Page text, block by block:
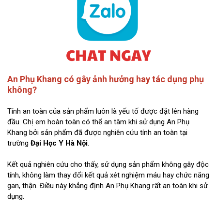
An Phụ Khang có gây ảnh hưởng hay tác dụng phụ
không?
Tính an toàn của sản phẩm luôn là yếu tố được đặt lên hàng
đầu. Chị em hoàn toàn có thể an tâm khi sử dụng An Phụ
Khang bởi sản phẩm đã được nghiên cứu tính an toàn tại
trường Đại Học Y Hà Nội.
Kết quả nghiên cứu cho thấy, sử dụng sản phẩm không gây độc
tính, không làm thay đổi kết quả xét nghiệm máu hay chức năng
gan, thận. Điều này khẳng định An Phụ Khang rất an toàn khi sử
dụng.